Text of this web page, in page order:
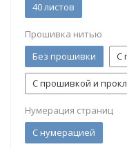
40 листов
Прошивка нитью
Без прошивки
С
С прошивкой и
Нумерация страниц
С нумерацией